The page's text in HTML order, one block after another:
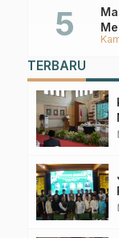
TERBARU